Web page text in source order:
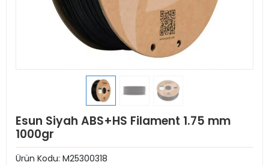
Esun Siyah ABS+HS Filament 1.75 mm
1000gr
Ürün Kodu: M25300318